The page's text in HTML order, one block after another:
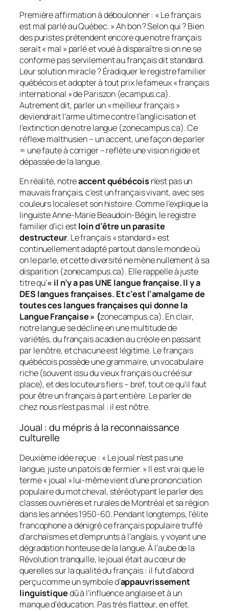
Première affirmation à déboulonner : « Le français
est mal parlé au Québec. »Ah bon ? Selon qui ? Bien
des puristes prétendent encore que notre français
serait « mal » parlé et voué à disparaître si on ne se
conforme pas servilement au français ditstandard.
Leur solution miracle ? Éradiquer le registre familier
québécois et adopter à tout prix le fameux « français
international » de Pariszon (ecampus.ca).
Autrement dit, parler un« meilleur français »
deviendrait l’arme ultime contre l’anglicisation et
l’extinction de notre langue (zonecampus.ca). Ce
réflexe malthusien – un accent, une façon de parler
= une faute à corriger – reflète une vision rigide et
dépassée de la langue.
En réalité, notreaccent québécois n’est pas un
mauvais français, c’est un français vivant, avec ses
couleurs locales et son histoire. Comme l’explique la
linguiste Anne-Marie Beaudoin-Bégin, le registre
familier d’ici estloin d’être un parasite
destructeur. Le français « standard » est
continuellement adapté partout dans le monde où
on le parle, et cette diversité ne mène nullement à sa
disparition (zonecampus.ca). Elle rappelle à juste
titre qu’« il n’y a pas UNE langue française. Il y a
DES langues françaises. Et c’est l’amalgame de
toutes ces langues françaises qui donne la
Langue Française » (zonecampus.ca). En clair,
notre langue se décline en une multitude de
variétés, du français acadien au créole en passant
par le nôtre, et chacune est légitime. Le français
québécois possède une grammaire, un vocabulaire
riche (souvent issu du vieux français ou créé sur
place), et des locuteurs fiers – bref, tout ce qu’il faut
pour être un français à part entière. Le parler de
chez nous n’est pasmal : il estnôtre.
Joual : du mépris à la reconnaissance
culturelle
Deuxième idée reçue : « Le joual n’est pas une
langue, juste un patois de fermier. » Il est vrai que le
terme « joual » lui-même vient d’une prononciation
populaire du motcheval, stéréotypant le parler des
classes ouvrières et rurales de Montréal et sa région
dans les années 1950-60. Pendant longtemps, l’élite
francophone a dénigré ce français populaire truffé
d’archaïsmes et d’emprunts à l’anglais, y voyant une
dégradation honteuse de la langue. À l’aube de la
Révolution tranquille, le joual était au cœur de
querelles sur la qualité du français : il fut d’abord
perçu comme un symbole d’appauvrissement
linguistiquedû à l’influence anglaise et à un
manque d’éducation. Pas très flatteur, en effet.